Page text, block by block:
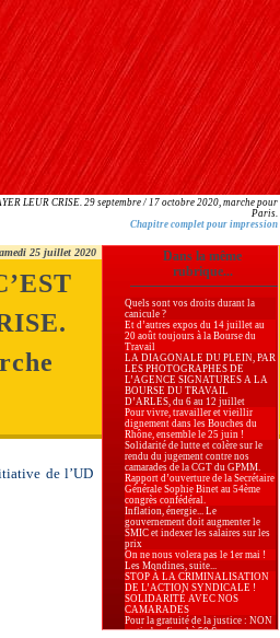
LEUR CRISE. 29 septembre / 17 octobre 2020, marche pour
Paris.
Chapitre complet pour impression
Dans la même
rubrique...
Quels sont vos droits durant la
canicule ?
Et d’autres expos du 14 juillet au
20 août toujours à la Bourse du
Travail
LA DIAGONALE DU PLEIN, PAR
LES PHOTOGRAPHES DE
L’AGENCE SIGNATURES A LA
BOURSE DU TRAVAIL
D’ARLES, du 6 au 12 juillet
Pour vivre, travailler et vieillir
dignement dans les Bouches du
Rhône, ensemble le 25 juin !
Solidarité de lutte et colère sur le
rendu du jugement contre nos
camarades de la CGT du GPMM.
Rapport d’ouverture de la Secrétaire
Générale Sophie Binet au 54ème
congrès confédéral.
Inflation, énergie... Le
gouvernement doit augmenter le
SMIC et indexer les salaires sur les
prix
On ne nous volera pas le 1er mai !
Les Mondines, suite...
STOP À LA CRIMINALISATION
DE L’ACTION SYNDICALE !
SOLIDARITÉ AVEC NOS
CAMARADES
Pour la gratuité de la justice : NON
au timbre fiscal à 50 €
25 juillet 2020
de l’UD